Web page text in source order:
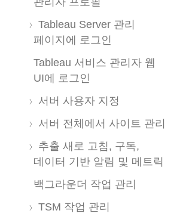
Tableau Server 관리
페이지에 로그인
Tableau 서비스 관리자 웹
UI에 로그인
서버 사용자 지정
서버 전체에서 사이트 관리
추출 새로 고침, 구독,
데이터 기반 알림 및 메트릭
백그라운더 작업 관리
TSM 작업 관리